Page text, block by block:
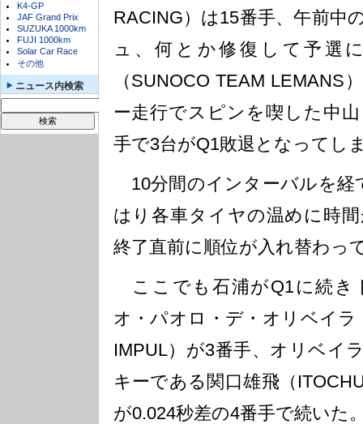
K4-GP
JAF Grand Prix
SUZUKA 1000km
FUJI 1000km
Solar Car Race
その他
ニュース内検索
RACING）は15番手、午前中
ュ、何とか修復して予選
（SUNOCO TEAM LEMANS
ー走行でスピンを喫した中
手で3台がQ1敗退となってし
10分間のインターバルを経
はり各車タイヤの温めに時
終了直前に順位が入れ替わっ
ここでも石浦がQ1に続き
オ・パオロ・デ・オリベイラ
IMPUL）が3番手、オリベイ
キーである関口雄飛（
が0.024秒差の4番手で続いた